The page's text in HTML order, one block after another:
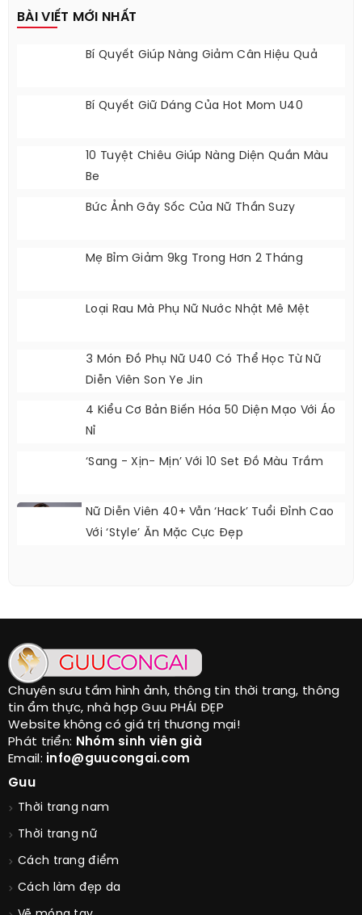
BÀI VIẾT MỚI NHẤT
Bí Quyết Giúp Nàng Giảm Cân Hiệu Quả
Bí Quyết Giữ Dáng Của Hot Mom U40
10 Tuyệt Chiêu Giúp Nàng Diện Quần Màu
Be
Bức Ảnh Gây Sốc Của Nữ Thần Suzy
Mẹ Bỉm Giảm 9kg Trong Hơn 2 Tháng
Loại Rau Mà Phụ Nữ Nước Nhật Mê Mệt
3 Món Đồ Phụ Nữ U40 Có Thể Học Từ Nữ
Diễn Viên Son Ye Jin
4 Kiểu Cơ Bản Biến Hóa 50 Diện Mạo Với Áo
Nỉ
‘Sang - Xịn- Mịn’ Với 10 Set Đồ Màu Trầm
Nữ Diễn Viên 40+ Vẫn ‘hack’ Tuổi Đỉnh Cao
Với ‘style’ Ăn Mặc Cực Đẹp
Chuyên sưu tầm hình ảnh, thông tin thời trang, thông
tin ẩm thực, nhà hợp Guu PHÁI ĐẸP
Website không có giá trị thương mại!
Phát triển: Nhóm sinh viên già
Email: info@guucongai.com
Guu
Thời trang nam
Thời trang nữ
Cách trang điểm
Cách làm đẹp da